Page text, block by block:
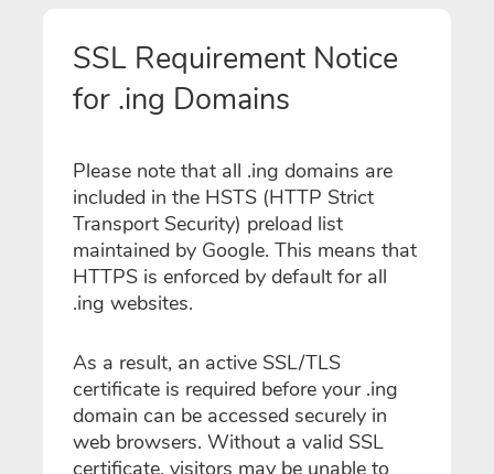
SSL Requirement Notice
for .ing Domains
Please note that all .ing domains are
included in the HSTS (HTTP Strict
Transport Security) preload list
maintained by Google. This means that
HTTPS is enforced by default for all
.ing websites.
As a result, an active SSL/TLS
certificate is required before your .ing
domain can be accessed securely in
web browsers. Without a valid SSL
certificate, visitors may be unable to